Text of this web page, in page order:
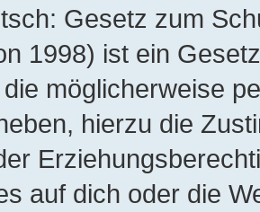
Gesetz zum
1998) ist ein
möglicherweise
hierzu die
auf dich oder die